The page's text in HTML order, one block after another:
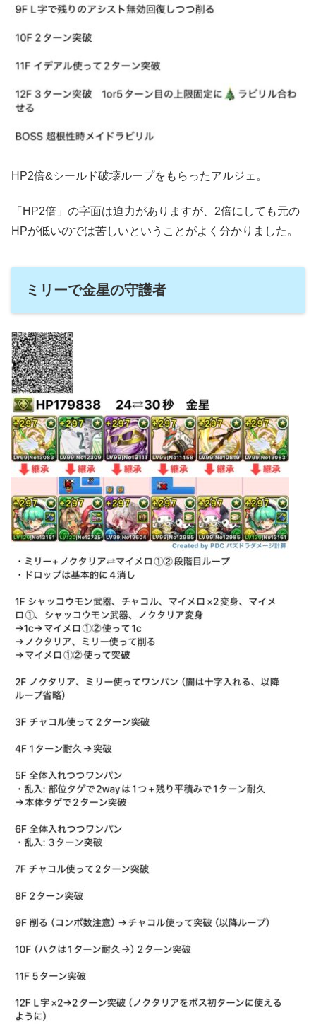
HP2倍&シールド破壊ループをもらったアルジェ。
「HP2倍」の字面は迫力がありますが、2倍にしても元の
HPが低いのでは苦しいということがよく分かりました。
ミリーで金星の守護者